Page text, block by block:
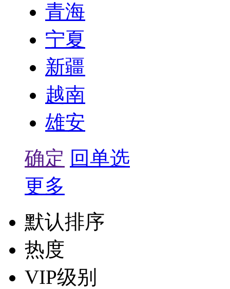
青海
宁夏
新疆
越南
雄安
确定 回单选
更多
默认排序
热度
VIP级别